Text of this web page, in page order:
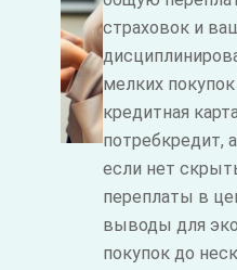
страховок и
мелких
кредитная
потребкредит,
если нет
переплаты в
выводы для
покупок до